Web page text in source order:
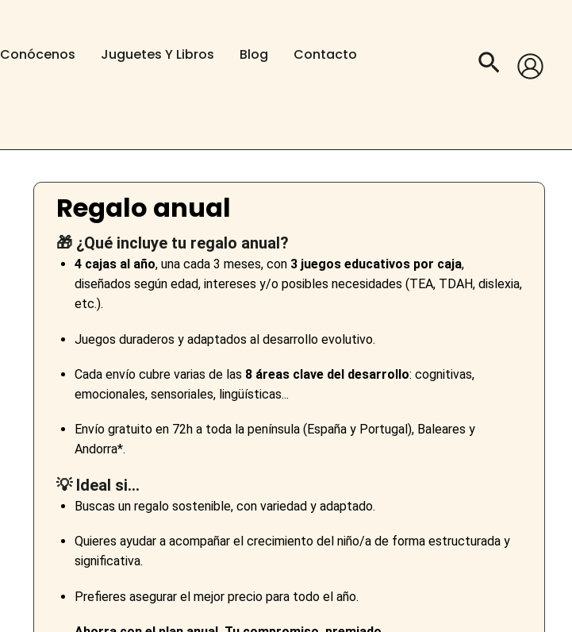
Conócenos Juguetes Y Libros Blog Contacto Buscar
Regalo anual
🎁 ¿Qué incluye tu regalo anual?
4 cajas al año, una cada 3 meses, con 3 juegos educativos por caja,
diseñados según edad, intereses y/o posibles necesidades (TEA, TDAH, dislexia,
etc.).
Juegos duraderos y adaptados al desarrollo evolutivo.
Cada envío cubre varias de las 8 áreas clave del desarrollo: cognitivas,
emocionales, sensoriales, lingüísticas...
Envío gratuito en 72h a toda la península (España y Portugal), Baleares y
Andorra*.
💡 Ideal si…
Buscas un regalo sostenible, con variedad y adaptado.
Quieres ayudar a acompañar el crecimiento del niño/a de forma estructurada y
significativa.
Prefieres asegurar el mejor precio para todo el año.